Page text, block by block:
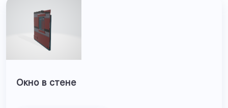
Окно в стене